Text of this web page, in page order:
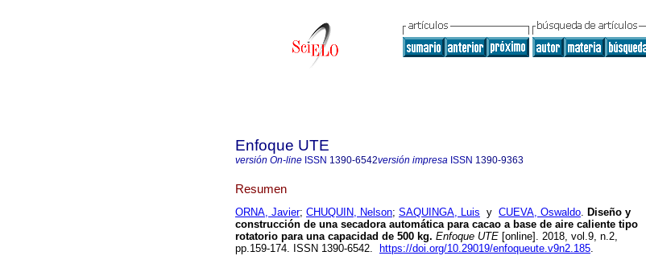
Enfoque UTE
versión On-line ISSN 1390-6542versión impresa ISSN 1390-9363
Resumen
ORNA, Javier; CHUQUIN, Nelson; SAQUINGA, Luis y CUEVA, Oswaldo. Diseño y
construcción de una secadora automática para cacao a base de aire caliente tipo
rotatorio para una capacidad de 500 kg. Enfoque UTE [online]. 2018, vol.9, n.2,
pp.159-174. ISSN 1390-6542.
https://doi.org/10.29019/enfoqueute.v9n2.185.